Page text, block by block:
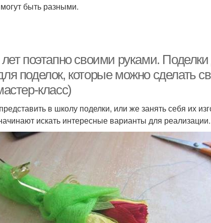
быть разными.
поэтапно своими руками.
поделок, которые можно сделать
класс)
в школу поделки, или же занять себя их
искать интересные варианты для реализации.